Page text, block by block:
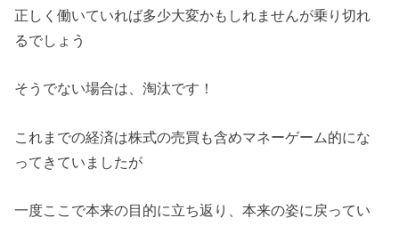
正しく働いていれば多少大変かもしれませんが乗り切れ
るでしょう
そうでない場合は、淘汰です！
これまでの経済は株式の売買も含めマネーゲーム的にな
ってきていましたが
一度ここで本来の目的に立ち返り、本来の姿に戻ってい